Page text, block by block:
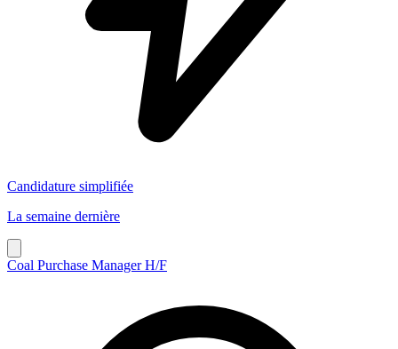
Candidature simplifiée
La semaine dernière
Coal Purchase Manager H/F